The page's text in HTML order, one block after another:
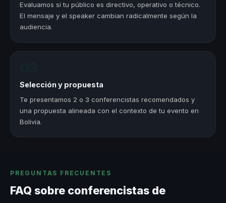
Evaluamos si tu público es directivo, operativo o técnico.
El mensaje y el speaker cambian radicalmente según la
audiencia.
Selección y propuesta
Te presentamos 2 o 3 conferencistas recomendados y
una propuesta alineada con el contexto de tu evento en
Bolivia.
PREGUNTAS FRECUENTES
FAQ sobre conferencistas de